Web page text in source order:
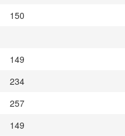
150
149
234
257
149